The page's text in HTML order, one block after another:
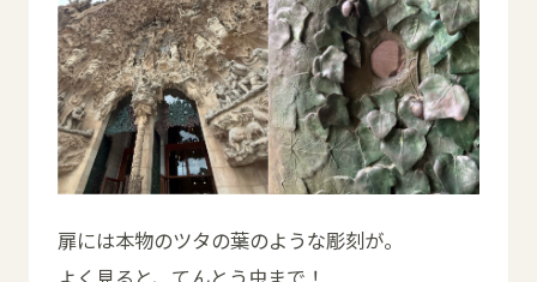
扉には本物のツタの葉のような彫刻が。